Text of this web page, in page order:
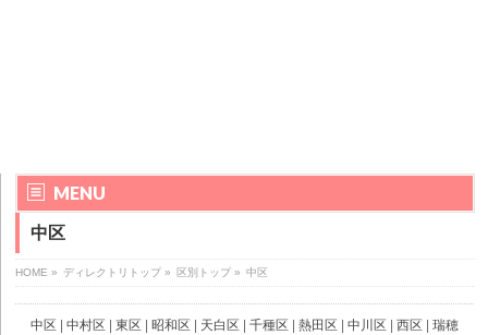
MENU
中区
HOME » ディレクトリトップ » 区別トップ » 中区
中区 |中村区 |東区 昭和区 天白区 |千種区 |熱田区 |中川区 |西区 |瑞穂